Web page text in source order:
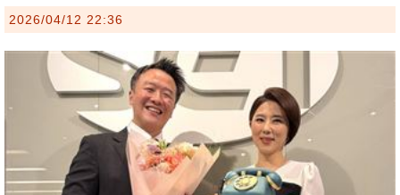
2026/04/12 22:36